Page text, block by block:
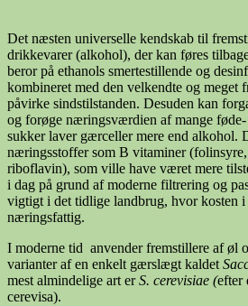
Det næsten universelle kendskab til
drikkevarer (alkohol), der kan føres
beror på ethanols smertestillende og
kombineret med den velkendte og meget
påvirke sindstilstanden. Desuden kan
og forøge næringsværdien af mange
sukker laver gærceller mere end alkohol.
næringsstoffer som B vitaminer
riboflavin), som ville have været mere
i dag på grund af moderne filtrering og
vigtigt i det tidlige landbrug, hvor kosten
næringsfattig.
I moderne tid anvender fremstillere af øl
varianter af en enkelt gærslægt kaldet
mest almindelige art erS. cerevisiae (efter
cerevisa).